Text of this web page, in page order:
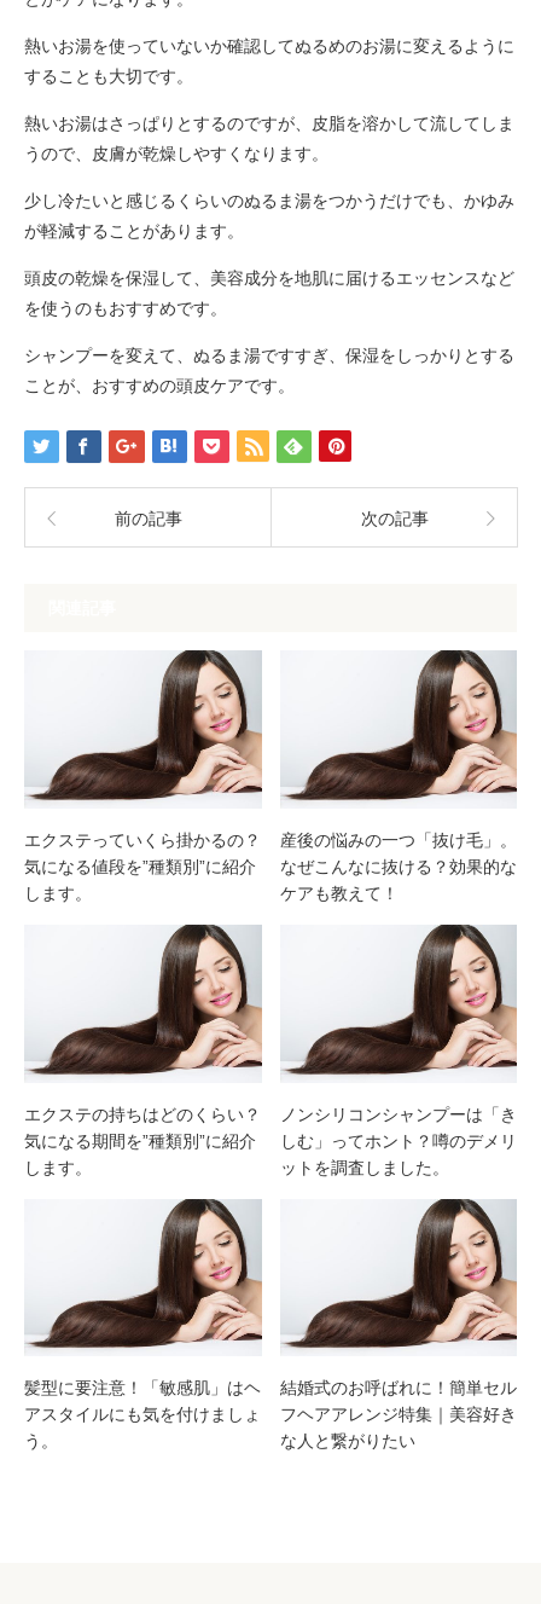
熱いお湯を使っていないか確認してぬるめのお湯に変えるように
することも大切です。
熱いお湯はさっぱりとするのですが、皮脂を溶かして流してしま
うので、皮膚が乾燥しやすくなります。
少し冷たいと感じるくらいのぬるま湯をつかうだけでも、かゆみ
が軽減することがあります。
頭皮の乾燥を保湿して、美容成分を地肌に届けるエッセンスなど
を使うのもおすすめです。
シャンプーを変えて、ぬるま湯ですすぎ、保湿をしっかりとする
ことが、おすすめの頭皮ケアです。
前の記事 次の記事
エクステっていくら掛かるの？
気になる値段を”種類別”に紹介
します。
産後の悩みの一つ「抜け毛」。
なぜこんなに抜ける？効果的な
ケアも教えて！
エクステの持ちはどのくらい？
気になる期間を”種類別”に紹介
します。
ノンシリコンシャンプーは「き
しむ」ってホント？噂のデメリ
ットを調査しました。
髪型に要注意！「敏感肌」はヘ
アスタイルにも気を付けましょ
う。
結婚式のお呼ばれに！簡単セル
フヘアアレンジ特集｜美容好き
な人と繋がりたい